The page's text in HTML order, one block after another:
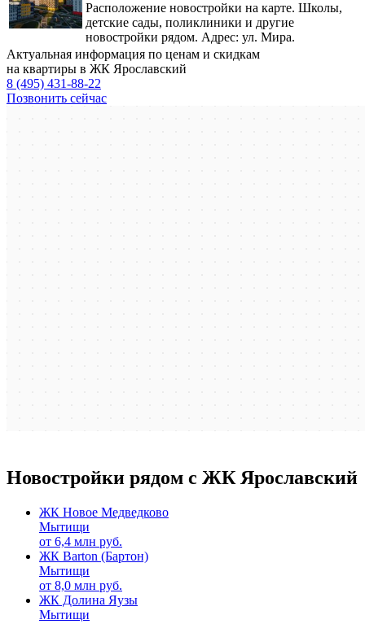
Расположение новостройки на карте. Школы,
детские сады, поликлиники и другие
новостройки рядом. Адрес: ул. Мира.
Актуальная информация по ценам и скидкам
на квартиры в ЖК Ярославский
8 (495) 431-88-22
Позвонить сейчас
Новостройки рядом с ЖК Ярославский
ЖК Новое Медведково
Мытищи
от 6,4 млн руб.
ЖК Barton (Бартон)
Мытищи
от 8,0 млн руб.
ЖК Долина Яузы
Мытищи